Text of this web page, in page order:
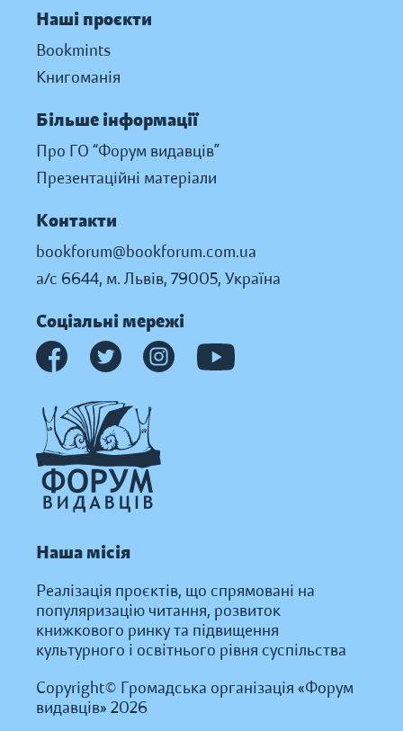
Наші проєкти
Bookmints
Книгоманія
Більше інформації
Про ГО “Форум видавців”
Презентаційні матеріали
Контакти
bookforum@bookforum.com.ua
а/с 6644, м. Львів, 79005, Україна
Соціальні мережі
Наша місія
Реалізація проєктів, що спрямовані на
популяризацію читання, розвиток
книжкового ринку та підвищення
культурного і освітнього рівня суспільства
Copyright© Громадська організація «Форум
видавців» 2026